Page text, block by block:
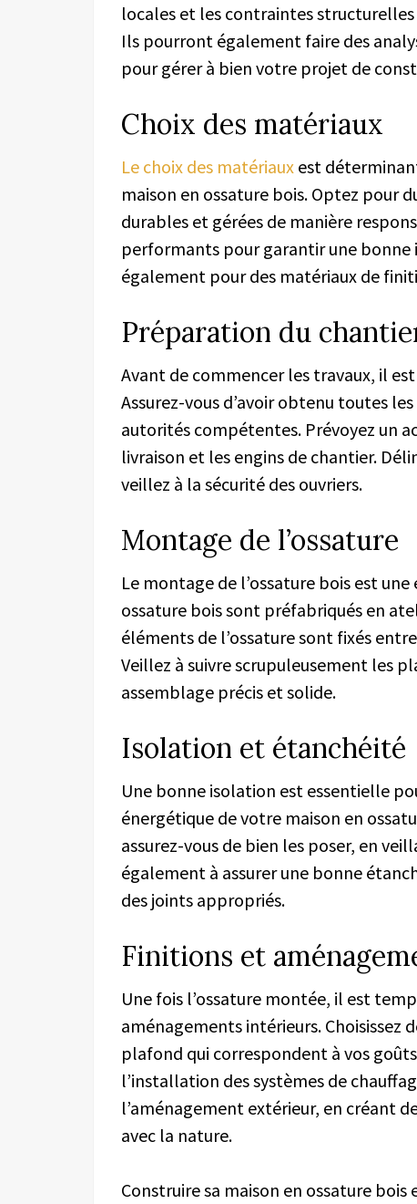
locales et les contraintes
Ils pourront également faire des
pour gérer à bien votre projet de
Choix des matériaux
Le choix des matériaux est
maison en ossature bois. Optez pour
durables et gérées de manière
performants pour garantir une
également pour des matériaux de
Préparation du
Avant de commencer les travaux, il
Assurez-vous d’avoir obtenu toutes
autorités compétentes. Prévoyez un
livraison et les engins de chantier.
veillez à la sécurité des ouvriers.
Montage de l’ossature
Le montage de l’ossature bois est
ossature bois sont préfabriqués en
éléments de l’ossature sont fixés
Veillez à suivre scrupuleusement les
assemblage précis et solide.
Isolation et étanchéité
Une bonne isolation est essentielle
énergétique de votre maison en
assurez-vous de bien les poser, en
également à assurer une bonne
des joints appropriés.
Finitions et
Une fois l’ossature montée, il est
aménagements intérieurs. Choisissez
plafond qui correspondent à vos
l’installation des systèmes de
l’aménagement extérieur, en créant
avec la nature.
Construire sa maison en ossature